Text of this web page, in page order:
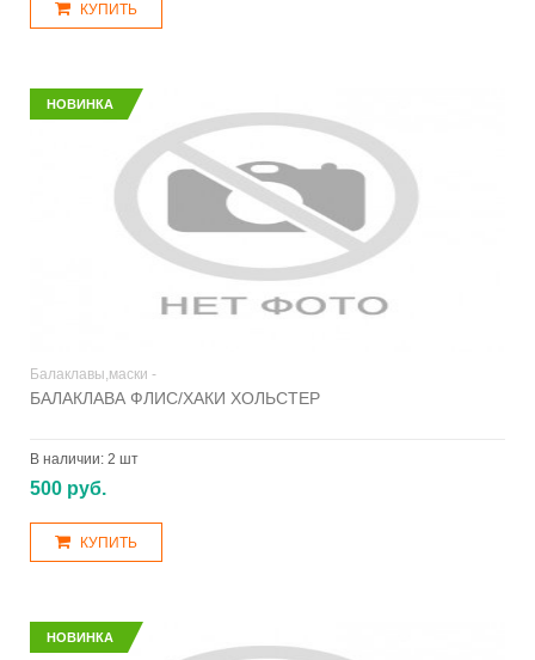
КУПИТЬ
НОВИНКА
Балаклавы,маски -
БАЛАКЛАВА ФЛИС/ХАКИ ХОЛЬСТЕР
В наличии: 2 шт
500 руб.
КУПИТЬ
НОВИНКА